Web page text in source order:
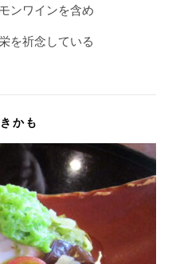
ンワインを含め
を祈念している
かも